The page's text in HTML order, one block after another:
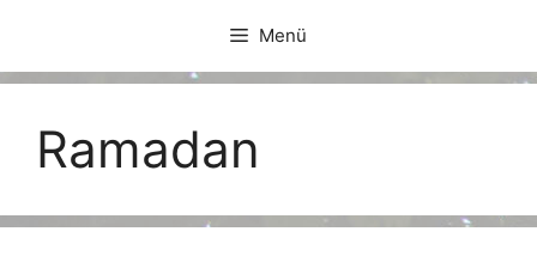
springen
Menü
Ramadan